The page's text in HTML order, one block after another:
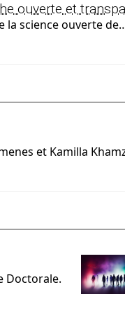
ouverte et
la science ouverte
et Kamilla
Doctorale.